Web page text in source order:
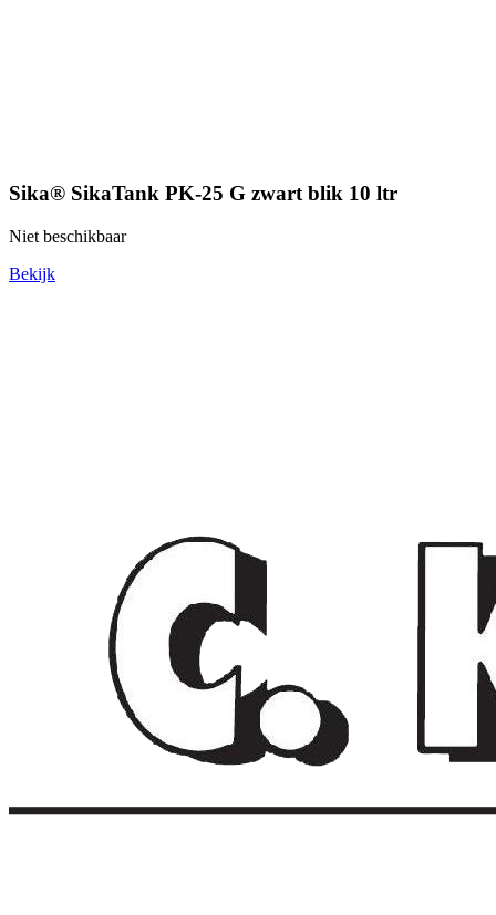
Sika® SikaTank PK-25 G zwart blik 10 ltr
Niet beschikbaar
Bekijk